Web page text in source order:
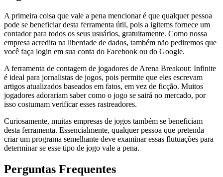
A primeira coisa que vale a pena mencionar é que qualquer pessoa
pode se beneficiar desta ferramenta útil, pois a igitems fornece um
contador para todos os seus usuários, gratuitamente. Como nossa
empresa acredita na liberdade de dados, também não pediremos que
você faça login em sua conta do Facebook ou do Google.
A ferramenta de contagem de jogadores de Arena Breakout: Infinite
é ideal para jornalistas de jogos, pois permite que eles escrevam
artigos atualizados baseados em fatos, em vez de ficção. Muitos
jogadores adorariam saber como o jogo se sairá no mercado, por
isso costumam verificar esses rastreadores.
Curiosamente, muitas empresas de jogos também se beneficiam
desta ferramenta. Essencialmente, qualquer pessoa que pretenda
criar um programa semelhante deve examinar essas flutuações para
determinar se esse tipo de jogo vale a pena.
Perguntas Frequentes